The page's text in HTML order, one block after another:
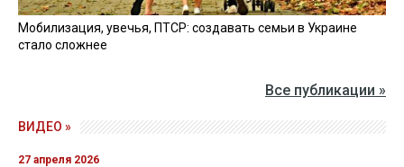
Мобилизация, увечья, ПТСР: создавать семьи в Украине
стало сложнее
Все публикации »
ВИДЕО »
27 апреля 2026